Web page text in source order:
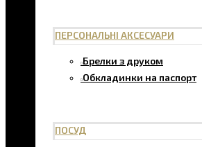
ПЕРСОНАЛЬНІ АКСЕСУАРИ
Брелки з друком
Обкладинки на паспорт
ПОСУД